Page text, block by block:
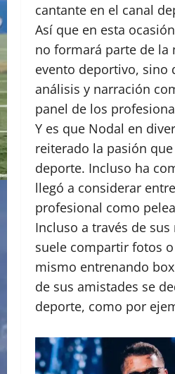
cantante en el canal
Así que en esta
no formará parte de la
evento deportivo, sino
análisis y narración
panel de los
Y es que Nodal en
reiterado la pasión
deporte. Incluso ha
llegó a considerar
profesional como
Incluso a través de sus
suele compartir fotos
mismo entrenando
de sus amistades se
deporte, como por